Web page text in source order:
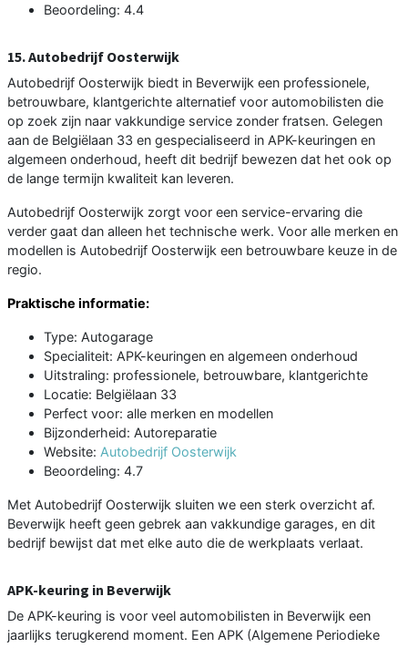
Beoordeling: 4.4
15. Autobedrijf Oosterwijk
Autobedrijf Oosterwijk biedt in Beverwijk een professionele,
betrouwbare, klantgerichte alternatief voor automobilisten die
op zoek zijn naar vakkundige service zonder fratsen. Gelegen
aan de Belgiëlaan 33 en gespecialiseerd in APK-keuringen en
algemeen onderhoud, heeft dit bedrijf bewezen dat het ook op
de lange termijn kwaliteit kan leveren.
Autobedrijf Oosterwijk zorgt voor een service-ervaring die
verder gaat dan alleen het technische werk. Voor alle merken en
modellen is Autobedrijf Oosterwijk een betrouwbare keuze in de
regio.
Praktische informatie:
Type: Autogarage
Specialiteit: APK-keuringen en algemeen onderhoud
Uitstraling: professionele, betrouwbare, klantgerichte
Locatie: Belgiëlaan 33
Perfect voor: alle merken en modellen
Bijzonderheid: Autoreparatie
Website: Autobedrijf Oosterwijk
Beoordeling: 4.7
Met Autobedrijf Oosterwijk sluiten we een sterk overzicht af.
Beverwijk heeft geen gebrek aan vakkundige garages, en dit
bedrijf bewijst dat met elke auto die de werkplaats verlaat.
APK-keuring in Beverwijk
De APK-keuring is voor veel automobilisten in Beverwijk een
jaarlijks terugkerend moment. Een APK (Algemene Periodieke